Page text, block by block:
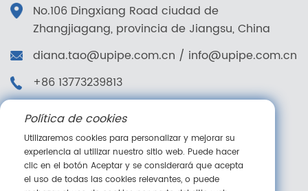
No.106 Dingxiang Road ciudad de
Zhangjiagang, provincia de Jiangsu, China
diana.tao@upipe.com.cn / info@upipe.com.cn
+86 13773239813
+86 13773239813
Síganos
Política de cookies
Utilizaremos cookies para personalizar y mejorar su
experiencia al utilizar nuestro sitio web. Puede hacer
clic en el botón Aceptar y se considerará que acepta
el uso de todas las cookies relevantes, o puede